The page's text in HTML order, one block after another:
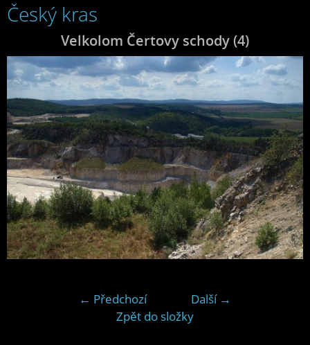
Český kras
Velkolom Čertovy schody (4)
← Předchozí
Další →
Zpět do složky